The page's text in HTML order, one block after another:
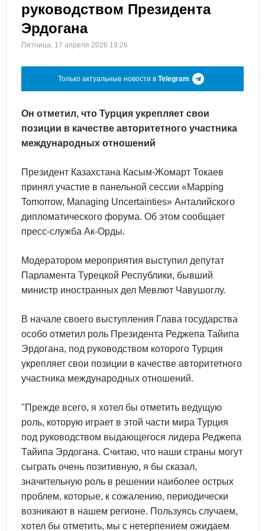
руководством Президента
Эрдогана
Пятница, 17 апреля 2026 19:26
Только актуальные новости в Telegram
Он отметил, что Турция укрепляет свои
позиции в качестве авторитетного участника
международных отношений
Президент Казахстана Касым-Жомарт Токаев
принял участие в панельной сессии «Mapping
Tomorrow, Managing Uncertainties» Анталийского
дипломатического форума. Об этом сообщает
пресс-служба Ак-Орды.
Модератором мероприятия выступил депутат
Парламента Турецкой Республики, бывший
министр иностранных дел Мевлют Чавушоглу.
В начале своего выступления Глава государства
особо отметил роль Президента Реджепа Тайипа
Эрдогана, под руководством которого Турция
укрепляет свои позиции в качестве авторитетного
участника международных отношений.
"Прежде всего, я хотел бы отметить ведущую
роль, которую играет в этой части мира Турция
под руководством выдающегося лидера Реджепа
Тайипа Эрдогана. Считаю, что наши страны могут
сыграть очень позитивную, я бы сказал,
значительную роль в решении наиболее острых
проблем, которые, к сожалению, периодически
возникают в нашем регионе. Пользуясь случаем,
хотел бы отметить, мы с нетерпением ожидаем